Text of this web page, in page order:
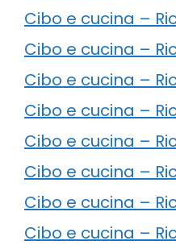
Cibo e cucina –
Cibo e cucina –
Cibo e cucina –
Cibo e cucina –
Cibo e cucina –
Cibo e cucina –
Cibo e cucina –
Cibo e cucina –